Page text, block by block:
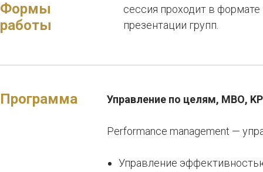
Формы
работы
сессия проходит в
презентации групп.
Программа Управление по целям, МВО,
Performance management —
Управление